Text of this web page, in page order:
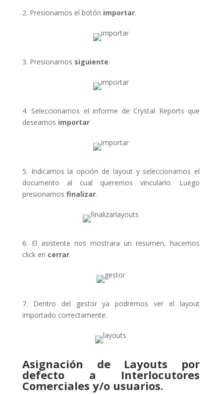
2. Presionamos el botón importar.
3. Presionamos siguiente.
4. Seleccionamos el informe de Crystal Reports que
deseamos importar
5. Indicamos la opción de layout y seleccionamos el
documento al cual queremos vincularlo. Luego
presionamos finalizar.
6. El asistente nos mostrara un resumen, hacemos
click en cerrar.
7. Dentro del gestor ya podremos ver el layout
importado correctamente.
Asignación de Layouts por
defecto a Interlocutores
Comerciales y/o usuarios.